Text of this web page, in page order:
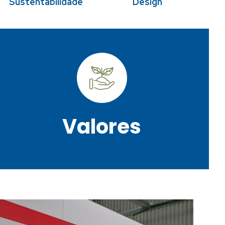
Valores
Valores
economicamente viável e socialmente justa. Honrar
compromissos firmados com clientes
colaboradores e fornecedores. Muito amor pelo
que fazemos, é assim que somos.